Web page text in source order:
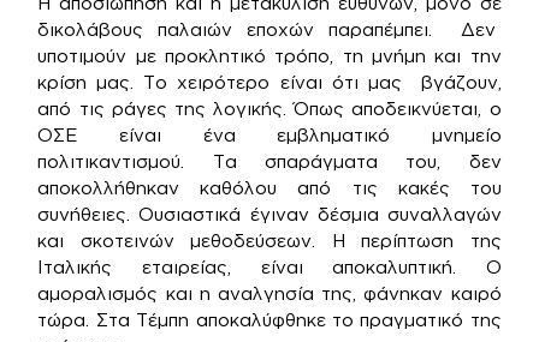
δικολάβους παλαιών εποχών παραπέμπει. Δεν
υποτιμούν με προκλητικό τρόπο, τη μνήμη και την
κρίση μας. Το χειρότερο είναι ότι μας βγάζουν,
από τις ράγες της λογικής. Όπως αποδεικνύεται, ο
ΟΣΕ είναι ένα εμβληματικό μνημείο
πολιτικαντισμού. Τα σπαράγματα του, δεν
αποκολλήθηκαν καθόλου από τις κακές του
συνήθειες. Ουσιαστικά έγιναν δέσμια συναλλαγών
και σκοτεινών μεθοδεύσεων. Η περίπτωση της
Ιταλικής εταιρείας, είναι αποκαλυπτική. Ο
αμοραλισμός και η αναλγησία της, φάνηκαν καιρό
τώρα. Στα Τέμπη αποκαλύφθηκε το πραγματικό της